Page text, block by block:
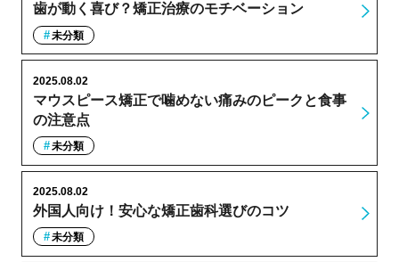
歯が動く喜び？矯正治療のモチベーション
未分類
マウスピース矯正で噛めない痛みのピークと食事
の注意点
2025.08.02
未分類
外国人向け！安心な矯正歯科選びのコツ
2025.08.02
未分類